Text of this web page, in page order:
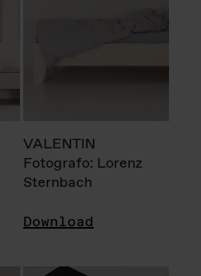
VALENTIN
Fotografo: Lorenz
Sternbach
Download